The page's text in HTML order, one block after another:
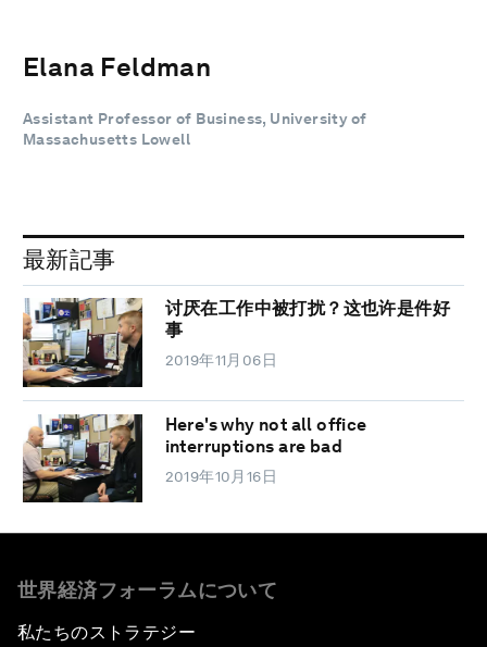
Elana Feldman
Assistant Professor of Business, University of
Massachusetts Lowell
最新記事
讨厌在工作中被打扰？这也许是件好
事
2019年11月06日
Here's why not all office
interruptions are bad
2019年10月16日
世界経済フォーラムについて
私たちのストラテジー